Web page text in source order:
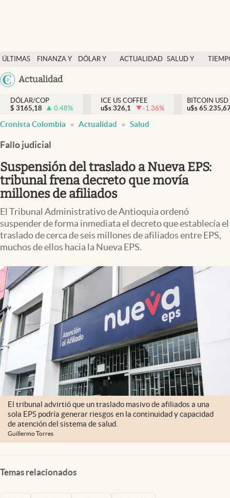
ÚLTIMAS
NOTICIAS
FINANZA Y
DÓLAR Y
ACTUALIDAD SALUD Y
México
Actualidad
Salud y nutrición
Vida espiritual
Actualidad
Colombia
DÓLAR/COP
$ 3165,18 0.48%
ICE US COFFEE
u$s 326,1 -1.36%
BITCOIN USD
u$s
Cronista Colombia Actualidad Salud
Fallo judicial
Suspensión del traslado a Nueva EPS:
tribunal frena decreto que movía
millones de afiliados
El Tribunal Administrativo de Antioquia ordenó
suspender de forma inmediata el decreto que establecía el
traslado de cerca de seis millones de afiliados entre EPS,
muchos de ellos hacia la Nueva EPS.
El tribunal advirtió que un traslado masivo de afiliados a una
sola EPS podría generar riesgos en la continuidad y capacidad
de atención del sistema de salud.
Guillermo Torres
Temas relacionados